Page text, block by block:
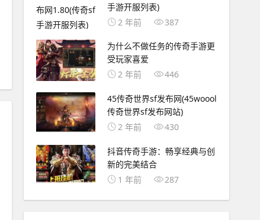
手游开服列表)
2 年前
387
为什么不做任务的传奇手游更
受玩家喜爱
2 年前
446
45传奇世界sf发布网(45woool
传奇世界sf发布网站)
2 年前
430
抖音传奇手游：畅享经典与创
新的完美结合
1 年前
287